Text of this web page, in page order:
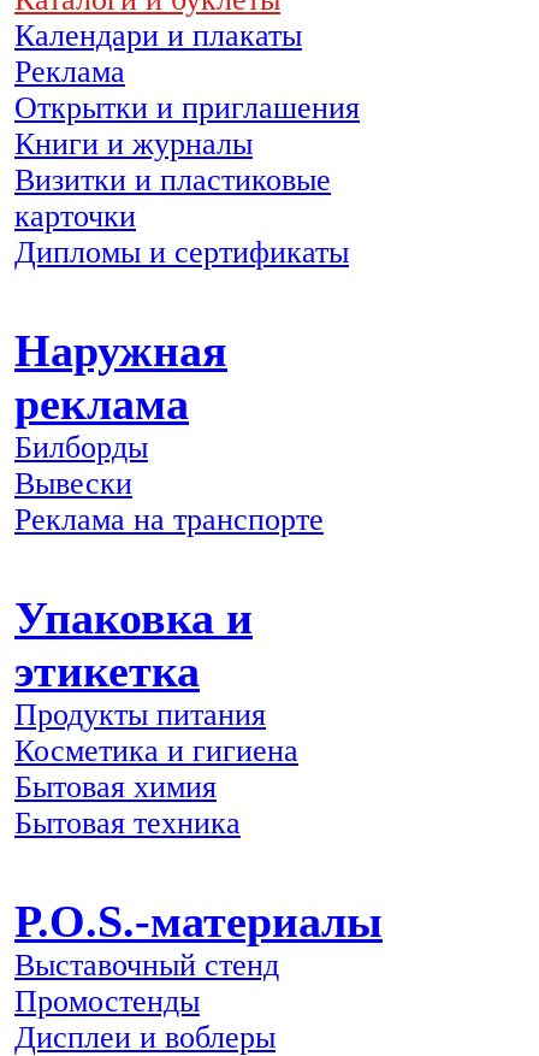
Календари и плакаты
Реклама
Открытки и приглашения
Книги и журналы
Визитки и пластиковые
карточки
Дипломы и сертификаты
Наружная
реклама
Билборды
Вывески
Реклама на транспорте
Упаковка и
этикетка
Продукты питания
Косметика и гигиена
Бытовая химия
Бытовая техника
P.O.S.-материалы
Выставочный стенд
Промостенды
Дисплеи и воблеры